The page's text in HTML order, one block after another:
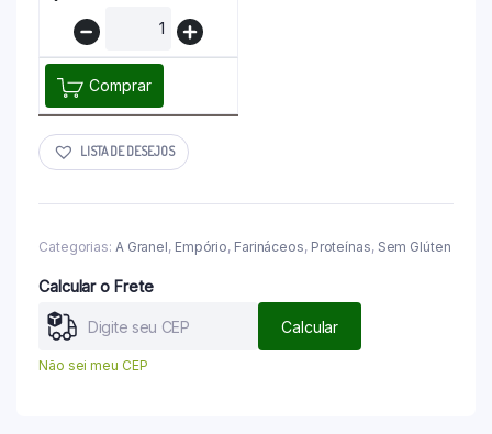
Comprar
LISTA DE DESEJOS
Categorias: A Granel, Empório, Farináceos, Proteínas, Sem Glúten
Calcular o Frete
Calcular
Não sei meu CEP